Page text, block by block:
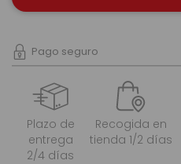
Pago seguro
Plazo de
entrega
2/4 días
Recogida en
tienda 1/2 días